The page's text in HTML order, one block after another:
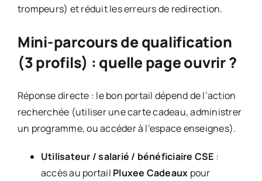
trompeurs) et réduit les erreurs de redirection.
Mini-parcours de qualification
(3 profils) : quelle page ouvrir ?
Réponse directe : le bon portail dépend de l’action
recherchée (utiliser une carte cadeau, administrer
un programme, ou accéder à l’espace enseignes).
Utilisateur / salarié / bénéficiaire CSE :
accès au portail Pluxee Cadeaux pour